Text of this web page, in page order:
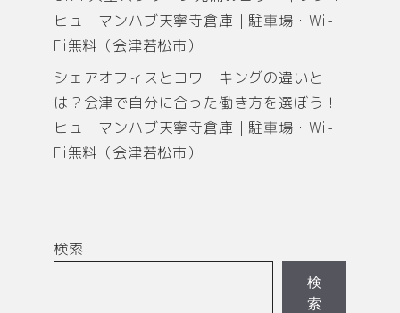
ヒューマンハブ天寧寺倉庫｜駐車場・Wi-
Fi無料（会津若松市）
シェアオフィスとコワーキングの違いと
は？会津で自分に合った働き方を選ぼう！
ヒューマンハブ天寧寺倉庫｜駐車場・Wi-
Fi無料（会津若松市）
検索
検
索